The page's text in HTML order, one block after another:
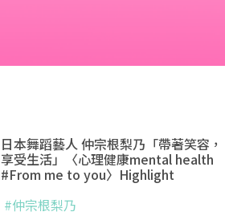
日本舞蹈藝人 仲宗根梨乃「帶著笑容，
享受生活」〈心理健康mental health
#From me to you〉Highlight
#仲宗根梨乃